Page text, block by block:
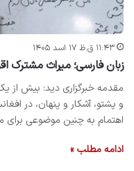
۱۱:۴۳ ق.ظ ۱۷ اسد ۱۴۰۵
زبان فارسی؛ میراث مشترک
مقدمه خبرگزاری دید: بیش
و پشتو، آشکار و پنهان، در
اهتمام به چنین موضوعی برای
ادامه مطلب »